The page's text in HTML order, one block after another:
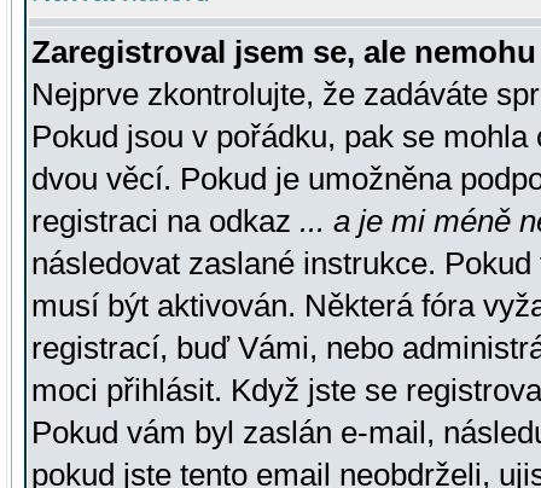
Zaregistroval jsem se, ale
Nejprve zkontrolujte, že zadáváte
Pokud jsou v pořádku, pak se
dvou věcí. Pokud je umožněna
registraci na odkaz ... a je mi méně
následovat zaslané instrukce.
musí být aktivován. Některá fóra
registrací, buď Vámi, nebo
moci přihlásit. Když jste se
Pokud vám byl zaslán e-mail,
pokud jste tento email neobdrželi,